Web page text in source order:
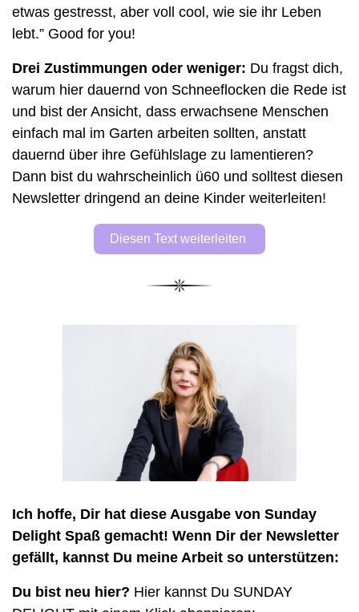
etwas gestresst, aber voll cool, wie sie ihr Leben
lebt.” Good for you!
Drei Zustimmungen oder weniger: Du fragst dich,
warum hier dauernd von Schneeflocken die Rede ist
und bist der Ansicht, dass erwachsene Menschen
einfach mal im Garten arbeiten sollten, anstatt
dauernd über ihre Gefühlslage zu lamentieren?
Dann bist du wahrscheinlich ü60 und solltest diesen
Newsletter dringend an deine Kinder weiterleiten!
Diesen Text weiterleiten
Ich hoffe, Dir hat diese Ausgabe von Sunday
Delight Spaß gemacht! Wenn Dir der Newsletter
gefällt, kannst Du meine Arbeit so unterstützen:
Du bist neu hier? Hier kannst Du SUNDAY